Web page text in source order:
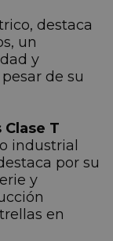
destaca
un
y
de su
T
industrial
por su
y
en